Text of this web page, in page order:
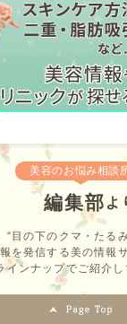
美容のお悩み相談
編集部 よ
“目の下のクマ・たる
を発信する美の情報
インナップでご紹介し